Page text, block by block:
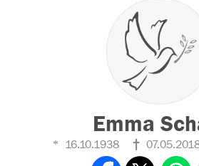
Emma
16.10.1938